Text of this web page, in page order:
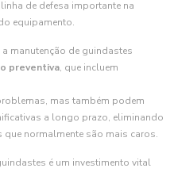
de defesa importante na
equipamento.
manutenção de guindastes
preventiva, que incluem
mas também podem
a longo prazo, eliminando
que normalmente são mais caros.
é um investimento vital